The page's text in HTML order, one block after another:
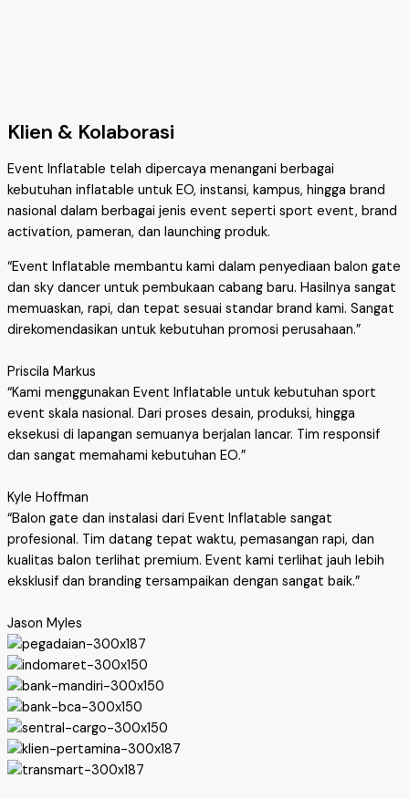
Klien & Kolaborasi
Event Inflatable telah dipercaya menangani berbagai
kebutuhan inflatable untuk EO, instansi, kampus, hingga brand
nasional dalam berbagai jenis event seperti sport event, brand
activation, pameran, dan launching produk.
“Event Inflatable membantu kami dalam penyediaan balon gate
dan sky dancer untuk pembukaan cabang baru. Hasilnya sangat
memuaskan, rapi, dan tepat sesuai standar brand kami. Sangat
direkomendasikan untuk kebutuhan promosi perusahaan.”
Priscila Markus
“Kami menggunakan Event Inflatable untuk kebutuhan sport
event skala nasional. Dari proses desain, produksi, hingga
eksekusi di lapangan semuanya berjalan lancar. Tim responsif
dan sangat memahami kebutuhan EO.”
Kyle Hoffman
“Balon gate dan instalasi dari Event Inflatable sangat
profesional. Tim datang tepat waktu, pemasangan rapi, dan
kualitas balon terlihat premium. Event kami terlihat jauh lebih
eksklusif dan branding tersampaikan dengan sangat baik.”
Jason Myles